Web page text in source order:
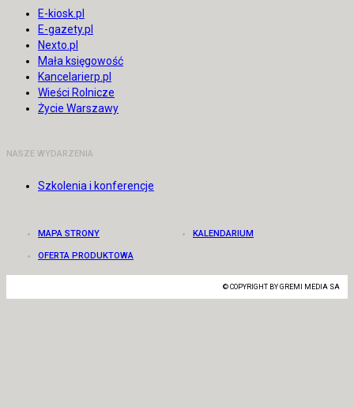
E-kiosk.pl
E-gazety.pl
Nexto.pl
Mała księgowość
Kancelarierp.pl
Wieści Rolnicze
Życie Warszawy
NASZE WYDARZENIA
Szkolenia i konferencje
MAPA STRONY KALENDARIUM
OFERTA PRODUKTOWA
© COPYRIGHT BY GREMI MEDIA SA